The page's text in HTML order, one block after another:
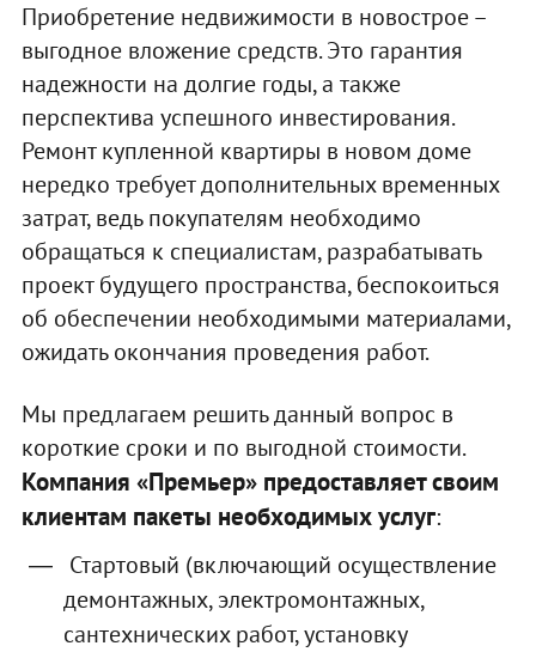
Приобретение недвижимости в новострое –
выгодное вложение средств. Это гарантия
надежности на долгие годы, а также
перспектива успешного инвестирования.
Ремонт купленной квартиры в новом доме
нередко требует дополнительных временных
затрат, ведь покупателям необходимо
обращаться к специалистам, разрабатывать
проект будущего пространства, беспокоиться
об обеспечении необходимыми материалами,
ожидать окончания проведения работ.
Мы предлагаем решить данный вопрос в
короткие сроки и по выгодной стоимости.
Компания «Премьер» предоставляет своим
клиентам пакеты необходимых услуг:
Стартовый (включающий осуществление
демонтажных, электромонтажных,
сантехнических работ, установку